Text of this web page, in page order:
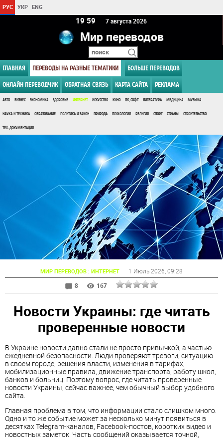
РУС УКР ENG
19:59 7 августа 2026
Мир переводов
ГЛАВНАЯ ПЕРЕВОДЫ НА РАЗНЫЕ ТЕМАТИКИ БОЛЬШЕ ПЕРЕВОДОВ
ОНЛАЙН ПЕРЕВОДЧИК ОБРАТНАЯ СВЯЗЬ КАРТА САЙТА РЕКЛАМА
АВТО БИЗНЕС ЭКОНОМИКА ЗДОРОВЬЕ ИНТЕРНЕТ ИСКУССТВО КИНО ПК, СОФТ ЛИТЕРАТУРА МЕДИЦИНА МУЗЫКА
НАУКА И ТЕХНИКА ОБРАЗОВАНИЕ ПОЛИТИКА И ЗАКОН ПРИРОДА ПСИХОЛОГИЯ РЕЛИГИЯ СПОРТ СТРАНЫ СТРОИТЕЛЬСТВО
ТЕХ. ДОКУМЕНТАЦИЯ
МИР ПЕРЕВОДОВ : ИНТЕРНЕТ 1 Июль 2026 , 09:28
8
167
Новости Украины: где читать
проверенные новости
В Украине новости давно стали не просто привычкой, а частью
ежедневной безопасности. Люди проверяют тревоги, ситуацию
в своем городе, решения власти, изменения в тарифах,
мобилизационные правила, движение транспорта, работу школ,
банков и больниц. Поэтому вопрос, где читать проверенные
новости Украины, сейчас важнее, чем обычный выбор удобного
сайта.
Главная проблема в том, что информации стало слишком много.
Одно и то же событие может за несколько минут появиться в
десятках Telegram-каналов, Facebook-постов, коротких видео и
новостных заметок. Часть сообщений оказывается точной,